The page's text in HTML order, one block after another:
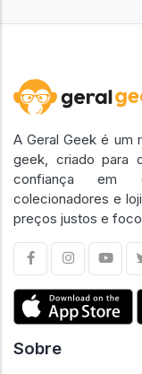
A Geral Geek é um
geek, criado para
confiança em
colecionadores e
preços justos e
Sobre